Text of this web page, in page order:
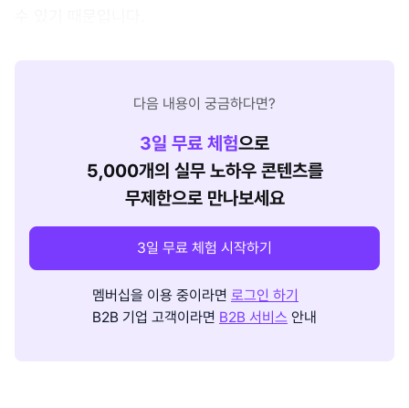
다음 내용이 궁금하다면?
3일 무료 체험으로
5,000개의 실무 노하우 콘텐츠를
무제한으로 만나보세요
3일 무료 체험 시작하기
멤버십을 이용 중이라면 로그인 하기
B2B 기업 고객이라면 B2B 서비스 안내